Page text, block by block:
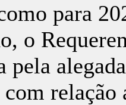
para
o
pela
relação